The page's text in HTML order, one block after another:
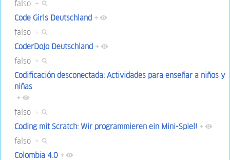
falso +
Code Girls Deutschland +
falso +
CoderDojo Deutschland +
falso +
Codificación desconectada: Actividades para enseñar a niños y
niñas
+
falso +
Coding mit Scratch: Wir programmieren ein Mini-Spiel! +
falso +
Colombia 4.0 +